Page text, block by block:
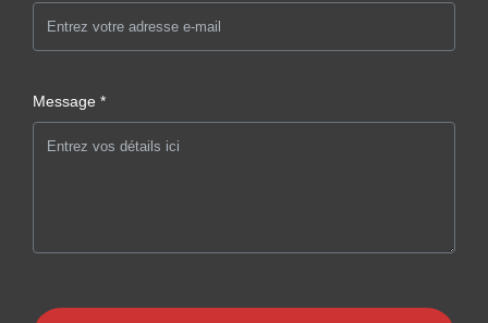
Message *